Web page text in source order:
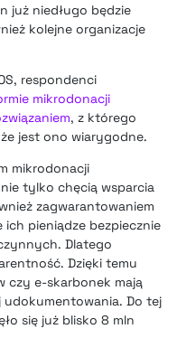
już niedługo będzie
kolejne organizacje
respondenci
mikrodonacji
, z którego
jest ono wiarygodne.
mikrodonacji
tylko chęcią wsparcia
zagwarantowaniem
pieniądze bezpiecznie
Dlatego
Dzięki temu
czy e-skarbonek mają
udokumentowania. Do tej
się już blisko 8 mln